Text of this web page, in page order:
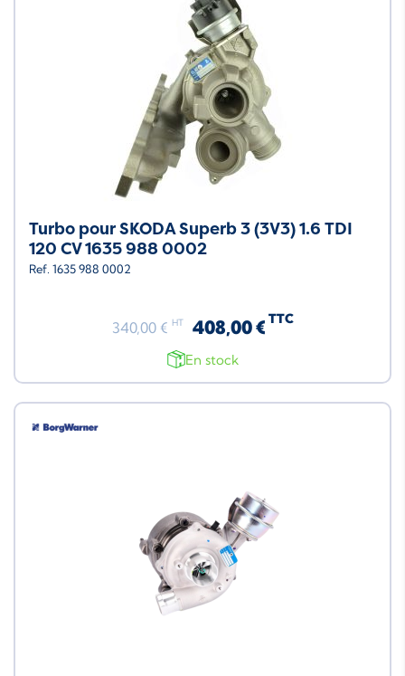
Turbo pour SKODA Superb 3 (3V3) 1.6 TDI
120 CV 1635 988 0002
Ref. 1635 988 0002
340,00 € HT 408,00 € TTC
En stock